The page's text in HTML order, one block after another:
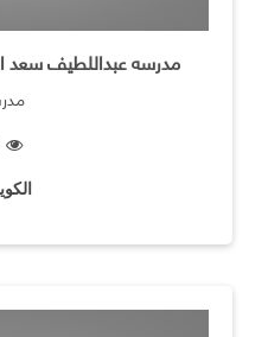
مدرسه عبداللطيف سعد